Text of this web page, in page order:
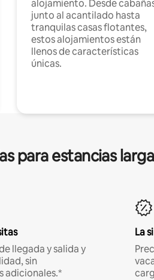
alojamiento. Desde
junto al acantilado hasta
tranquilas casas flotantes,
estos alojamientos están
llenos de características
únicas.
para estancias
llegada y salida y
sin
adicionales.*
La